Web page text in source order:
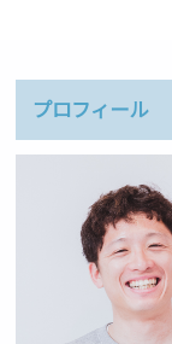
プロフィール